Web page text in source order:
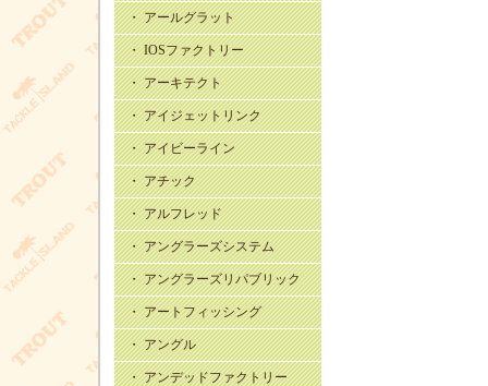
・ アールグラット
・ IOSファクトリー
・ アーキテクト
・ アイジェットリンク
・ アイビーライン
・ アチック
・ アルフレッド
・ アングラーズシステム
・ アングラーズリパブリック
・ アートフィッシング
・ アングル
・ アンデッドファクトリー